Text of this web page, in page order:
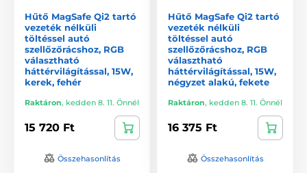
Hűtő MagSafe Qi2 tartó
vezeték nélküli
töltéssel autó
szellőzőrácshoz, RGB
választható
háttérvilágítással, 15W,
kerek, fehér
Raktáron, kedden 8. 11. Önnél
15 720 Ft
Összehasonlítás
Hűtő MagSafe Qi2 tartó
vezeték nélküli
töltéssel autó
szellőzőrácshoz, RGB
választható
háttérvilágítással, 15W,
négyzet alakú, fekete
Raktáron, kedden 8. 11. Önnél
16 375 Ft
Összehasonlítás